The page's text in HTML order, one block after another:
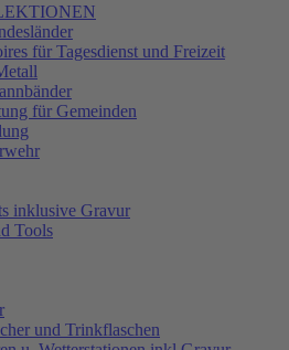
für Tagesdienst und Freizeit
für Gemeinden
inklusive Gravur
Tools
und Trinkflaschen